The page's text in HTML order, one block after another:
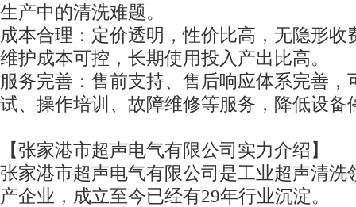
生产中的清洗难题。
成本合理：定价透明，性价比高，无隐形收
维护成本可控，长期使用投入产出比高。
服务完善：售前支持、售后响应体系完善，
试、操作培训、故障维修等服务，降低设备
【张家港市超声电气有限公司实力介绍】
张家港市超声电气有限公司是工业超声清洗
产企业，成立至今已经有29年行业沉淀。